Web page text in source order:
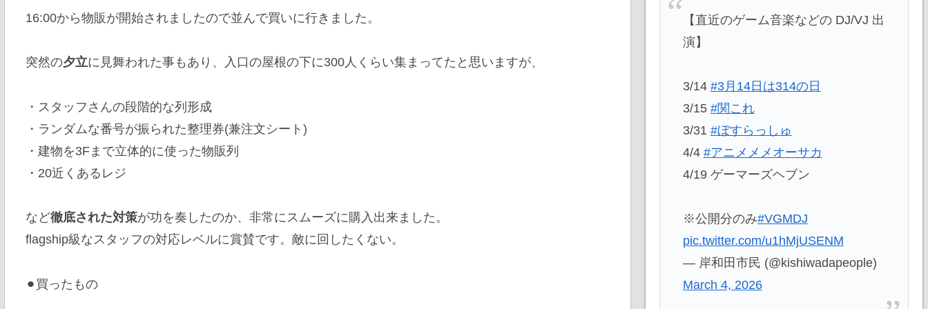
16:00から物販が開始されましたので並んで買いに行きました。
突然の夕立に見舞われた事もあり、入口の屋根の下に300人くらい集まってたと思いますが、
・スタッフさんの段階的な列形成
・ランダムな番号が振られた整理券(兼注文シート)
・建物を3Fまで立体的に使った物販列
・20近くあるレジ
など徹底された対策が功を奏したのか、非常にスムーズに購入出来ました。
flagship級なスタッフの対応レベルに賞賛です。敵に回したくない。
⚫︎買ったもの
【直近のゲーム音楽などの DJ/VJ 出
演】
3/14 #3月14日は314の日
3/15 #関これ
3/31 #ぼすらっしゅ
4/4 #アニメメメオーサカ
4/19 ゲーマーズヘブン
※公開分のみ#VGMDJ
pic.twitter.com/u1hMjUSENM
— 岸和田市民 (@kishiwadapeople)
March 4, 2026